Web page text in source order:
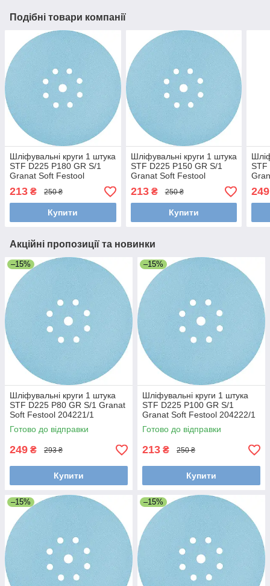
Подібні товари компанії
Шліфувальні круги 1 штука
STF D225 P180 GR S/1
Granat Soft Festool
204225/1
213 ₴ 250 ₴
Купити
Шліфувальні круги 1 штука
STF D225 P150 GR S/1
Granat Soft Festool
204224/1
213₴ 250 ₴
Купити
STF
249
Акційні пропозиції та новинки
–15%
Шліфувальні круги 1 штука
STF D225 P80 GR S/1 Granat
Soft Festool 204221/1
Готово до відправки
249 ₴ 293 ₴
Купити
–15%
Шліфувальні круги 1 штука
STF D225 P100 GR S/1
Granat Soft Festool 204222/1
Готово до відправки
213 ₴ 250 ₴
Купити
–15% –15%